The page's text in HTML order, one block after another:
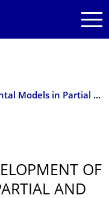
Formation and Development of Mental Models in Partial and Conditional Driving Automation
OF
AND